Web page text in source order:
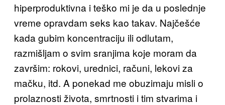
hiperproduktivna i teško mi je da u poslednje
vreme opravdam seks kao takav. Najčešće
kada gubim koncentraciju ili odlutam,
razmišljam o svim sranjima koje moram da
završim: rokovi, urednici, računi, lekovi za
mačku, itd. A ponekad me obuzimaju misli o
prolaznosti života, smrtnosti i tim stvarima i